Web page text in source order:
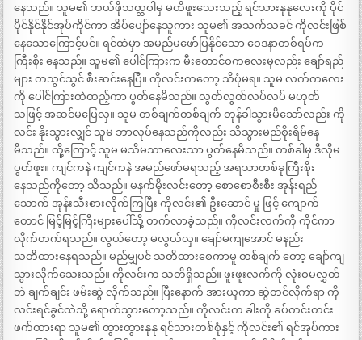
နေသည်။ သူမ၏ ဘယ်ဖိုသတ္တဝါမှ မထိဖူးသေးသည့် ရင်သားနုနုလေးကို ပိုင်
ပိုင်နိုင်နိုင်အုပ်ကိုင်ကာ အိပ်ပျော်နေသူကား သူမ၏ အသက်သခင် ကိုလင်းဖြစ်
နေသောကြောင့်ပင်။ ရင်ထဲမှာ အမည်မဖော်ပြနိုင်သော ဝေဒနာတစ်ရပ်က
ကြီးစိုး နေသည်။ သူမ၏ ပေါင်ကြားက မီးတောင်ဝကလေးမှလည်း ချော်ရည်
များ တသွင်သွင် စီးဆင်းနေပြီ။ ကိုလင်းကတော့ သိပုံမရ။ သူမ လက်ကလေး
ကို ပေါင်ကြားထဲထည့်ကာ ပွတ်နေမိသည်။ လွတ်လွတ်လပ်လပ် မဟုတ်
သဖြင့် အဆင်မပြေလှ။ သူမ တစ်ချက်တစ်ချက် တုန်ခါသွားမိသော်လည်း ကို
လင်း နိုးသွားလျှင် သူမ ဘာလုပ်နေသည်ကိုလည်း သိသွားမည်စိုးရိမ်နေ
မိသည်။ ထို့ကြောင့် သူမ မသိမသာလေးသာ ပွတ်နေမိသည်။ တစ်ခါမှ ဒီလိုမ
ပွတ်ဖူး။ ကျင်ကနဲ ကျင်ကနဲ အမည်ဖော်မရသည့် အရသာတစ်ခုကြီးစိုး
နေသည်ကိုတော့ သိသည်။ မနက်မိုးလင်းတော့ စောစောစီးစီး အုန်းရည်
သောက် အုန်းသီးစားလိုက်ကြပြီး ကိုလင်း၏ ဦးဆောင် မှု ဖြင့် ကျောက်
တောင် မြင့်မြင့်ကြီးများပေါ်သို့ တက်လာခဲ့သည်။ ကိုလင်းလက်ကို ကိုင်ကာ
လိုက်တက်ရသည်။ လွယ်တော့ မလွယ်လှ။ ချော်မကျအောင် မနည်း
သတိထားနေရသည်။ မည်မျှပင် သတိထားစေကာမူ တစ်ချက် တော့ ချော်ကျ
သွားလိုက်သေးသည်။ ကိုလင်းက သတိရှိသည်။ ဖူးဖူးလက်ကို လုံးဝမလွှတ်
ဘဲ ချက်ချင်း ဖမ်းဆွဲ လိုက်သည်။ ပြီးနောက် အားယူကာ ဆွဲတင်လိုက်ရာ ကို
လင်းရင်ခွင်ထဲသို့ ရောက်သွားတော့သည်။ ကိုလင်းက ခါးကို ခပ်တင်းတင်း
ဖက်ထားရာ သူမ၏ ထွားထွားနုနု ရင်သားတစ်စုံနှင့် ကိုလင်း၏ ရင်အုပ်ကား